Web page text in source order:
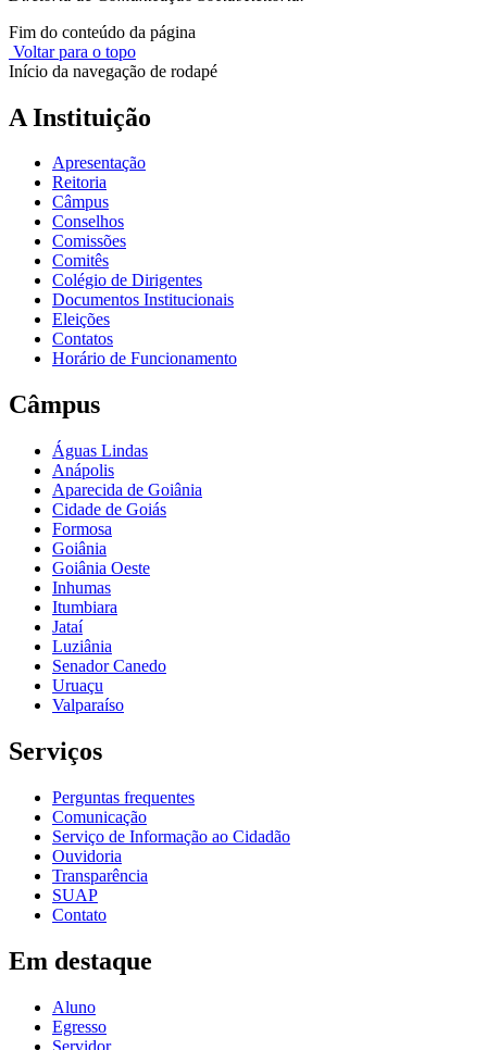
Fim do conteúdo da página
Voltar para o topo
Início da navegação de rodapé
A Instituição
Apresentação
Reitoria
Câmpus
Conselhos
Comissões
Comitês
Colégio de Dirigentes
Documentos Institucionais
Eleições
Contatos
Horário de Funcionamento
Câmpus
Águas Lindas
Anápolis
Aparecida de Goiânia
Cidade de Goiás
Formosa
Goiânia
Goiânia Oeste
Inhumas
Itumbiara
Jataí
Luziânia
Senador Canedo
Uruaçu
Valparaíso
Serviços
Perguntas frequentes
Comunicação
Serviço de Informação ao Cidadão
Ouvidoria
Transparência
SUAP
Contato
Em destaque
Aluno
Egresso
Servidor